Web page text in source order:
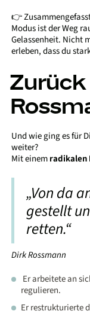
👉
Modus ist der Weg
Gelassenheit. Nicht
erleben, dass du
Und wie ging es für
weiter?
Mit einemradikalen
„Von da
gestellt
retten.“
Dirk Rossmann
Er arbeitete an
regulieren.
Er restrukturierte